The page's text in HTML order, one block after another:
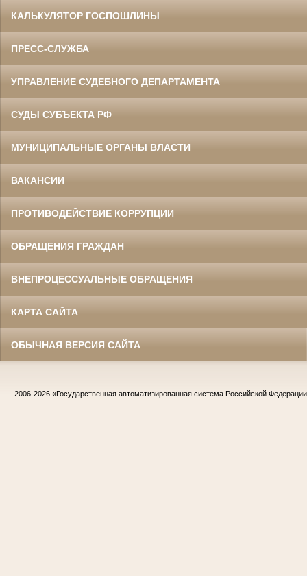
КАЛЬКУЛЯТОР ГОСПОШЛИНЫ
ПРЕСС-СЛУЖБА
УПРАВЛЕНИЕ СУДЕБНОГО ДЕПАРТАМЕНТА
СУДЫ СУБЪЕКТА РФ
МУНИЦИПАЛЬНЫЕ ОРГАНЫ ВЛАСТИ
ВАКАНСИИ
ПРОТИВОДЕЙСТВИЕ КОРРУПЦИИ
ОБРАЩЕНИЯ ГРАЖДАН
ВНЕПРОЦЕССУАЛЬНЫЕ ОБРАЩЕНИЯ
КАРТА САЙТА
ОБЫЧНАЯ ВЕРСИЯ САЙТА
2006-2026 «Государственная автоматизированная система Российской